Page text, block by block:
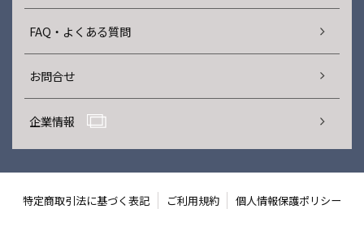
FAQ・よくある質問
お問合せ
企業情報
特定商取引法に基づく表記 ご利用規約 個人情報保護ポリシー